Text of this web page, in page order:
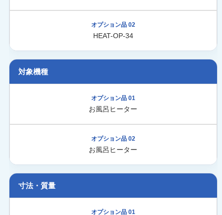
HEAT-OP-34
対象機種
お風呂ヒーター
お風呂ヒーター
寸法・質量